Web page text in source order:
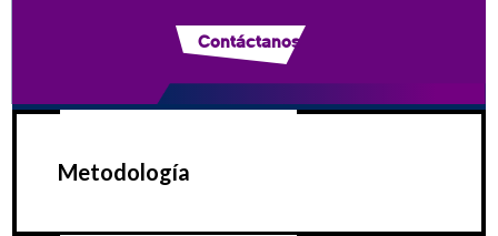
Contáctanos
Metodología